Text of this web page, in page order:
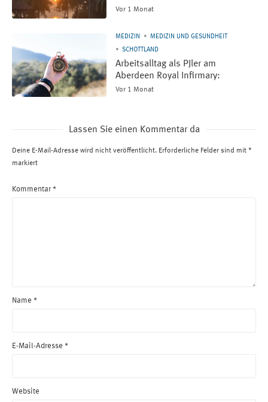
Vor 1 Monat
MEDIZIN
MEDIZIN UND GESUNDHEIT
SCHOTTLAND
Arbeitsalltag als PJler am
Aberdeen Royal Infirmary:
Vor 1 Monat
Lassen Sie einen Kommentar da
Deine E-Mail-Adresse wird nicht veröffentlicht. Erforderliche Felder sind mit *
markiert
Kommentar*
Name *
E-Mail-Adresse *
Website